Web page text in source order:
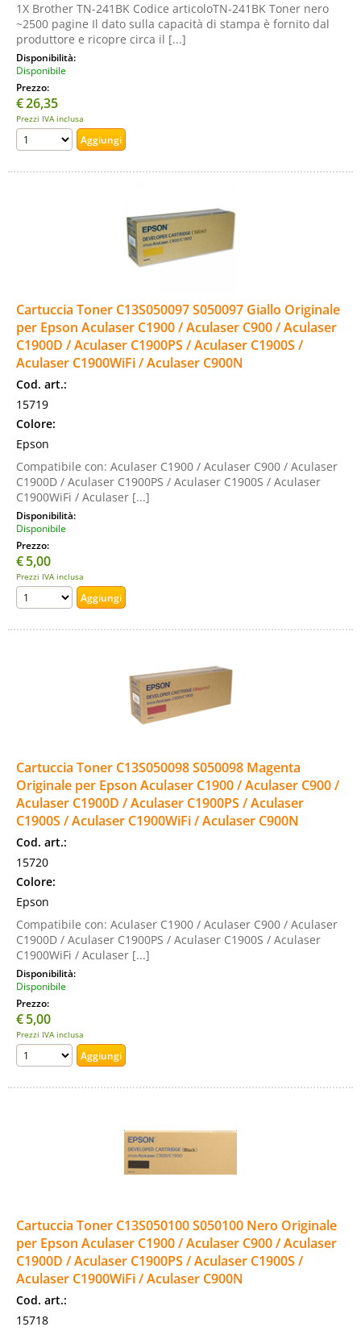
1X Brother TN-241BK Codice articoloTN-241BK Toner nero
~2500 pagine Il dato sulla capacità di stampa è fornito dal
produttore e ricopre circa il [...]
Disponibilità:
Disponibile
Prezzo:
€26,35
Prezzi IVA inclusa
Cartuccia Toner C13S050097 S050097 Giallo Originale
per Epson Aculaser C1900 / Aculaser C900 / Aculaser
C1900D / Aculaser C1900PS / Aculaser C1900S /
Aculaser C1900WiFi / Aculaser C900N
Cod. art.:
15719
Colore:
Epson
Compatibile con: Aculaser C1900 / Aculaser C900 / Aculaser
C1900D / Aculaser C1900PS / Aculaser C1900S / Aculaser
C1900WiFi / Aculaser [...]
Disponibilità:
Disponibile
Prezzo:
€5,00
Prezzi IVA inclusa
Cartuccia Toner C13S050098 S050098 Magenta
Originale per Epson Aculaser C1900 / Aculaser C900 /
Aculaser C1900D / Aculaser C1900PS / Aculaser
C1900S / Aculaser C1900WiFi / Aculaser C900N
Cod. art.:
15720
Colore:
Epson
Compatibile con: Aculaser C1900 / Aculaser C900 / Aculaser
C1900D / Aculaser C1900PS / Aculaser C1900S / Aculaser
C1900WiFi / Aculaser [...]
Disponibilità:
Disponibile
Prezzo:
€5,00
Prezzi IVA inclusa
Cartuccia Toner C13S050100 S050100 Nero Originale
per Epson Aculaser C1900 / Aculaser C900 / Aculaser
C1900D / Aculaser C1900PS / Aculaser C1900S /
Aculaser C1900WiFi / Aculaser C900N
Cod. art.:
15718